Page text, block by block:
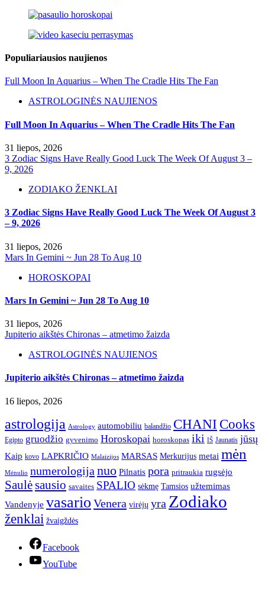
Populiariausios naujienos
Full Moon In Aquarius – When The Cradle Hits The Fan
ASTROLOGINĖS NAUJIENOS
Full Moon In Aquarius – When The Cradle Hits The Fan
31 liepos, 2026
3 Zodiac Signs Have Really Good Luck The Week Of August 3 –
9, 2026
ZODIAKO ŽENKLAI
3 Zodiac Signs Have Really Good Luck The Week Of August 3
– 9, 2026
31 liepos, 2026
Mars In Gemini ~ Jun 28 To Aug 10
HOROSKOPAI
Mars In Gemini ~ Jun 28 To Aug 10
31 liepos, 2026
Jupiterio aikštės Chironas – atmetimo žaizda
ASTROLOGINĖS NAUJIENOS
Jupiterio aikštės Chironas – atmetimo žaizda
16 liepos, 2026
astrologija Astrology automobiliu balandžio CHANI Cooks
Egipto gruodžio gyvenimo Horoskopai horoskopas iki IŠ Jaunatis jūsų
Kaip kovo LAPKRIČIO Malaizijos MARSAS Merkurijus metai mėn
Mėnulio numerologija nuo Pilnatis pora pritraukia rugsėjo
Saulėsausio savaites SPALIO sėkmę Tamsios užtemimas
Vandenyje vasario Venera virėjų yra Zodiako
ženklai žvaigždės
Facebook
YouTube